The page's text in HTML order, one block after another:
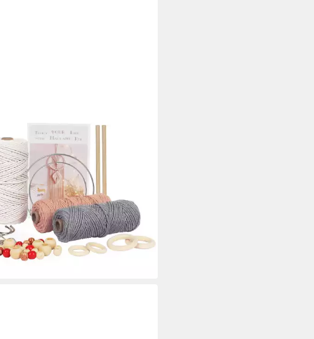
Kit Makramee Cord
Erwachsene mit
Bastelgarn, (1-St)
€
- in 2-3 Werktagen bei dir